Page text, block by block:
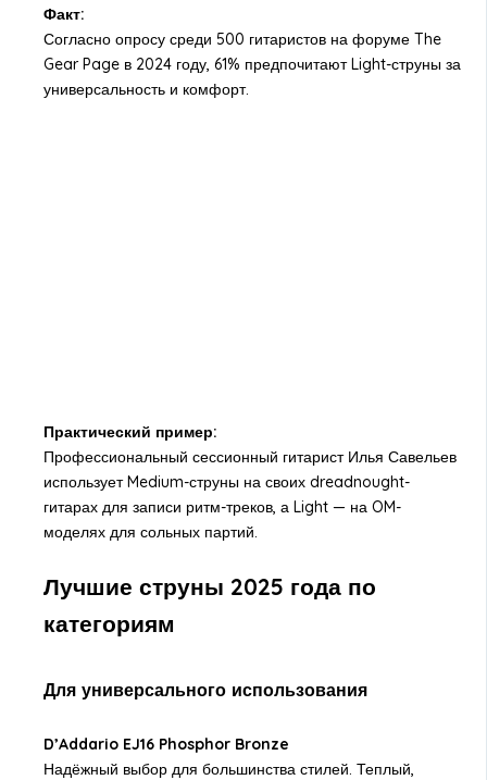
Факт:
Согласно опросу среди 500 гитаристов на форуме The
Gear Page в 2024 году, 61% предпочитают Light-струны за
универсальность и комфорт.
Практический пример:
Профессиональный сессионный гитарист Илья Савельев
использует Medium-струны на своих dreadnought-
гитарах для записи ритм-треков, а Light — на OM-
моделях для сольных партий.
Лучшие струны 2025 года по
категориям
Для универсального использования
D’Addario EJ16 Phosphor Bronze
Надёжный выбор для большинства стилей. Теплый,